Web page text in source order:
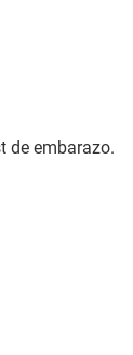
de embarazo.